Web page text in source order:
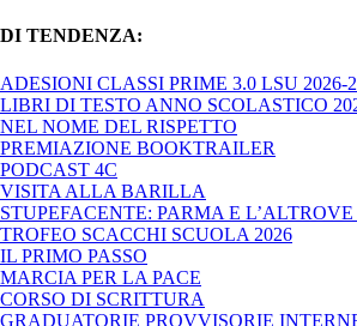
DI TENDENZA:
ADESIONI CLASSI PRIME 3.0 LSU 2026-
LIBRI DI TESTO ANNO SCOLASTICO
NEL NOME DEL RISPETTO
PREMIAZIONE BOOKTRAILER
PODCAST 4C
VISITA ALLA BARILLA
STUPEFACENTE: PARMA E
TROFEO SCACCHI SCUOLA 2026
IL PRIMO PASSO
MARCIA PER LA PACE
CORSO DI SCRITTURA
GRADUATORIE PROVVISORIE